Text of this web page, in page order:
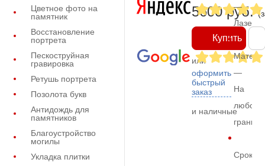
Цветное фото на
памятник
Восстановление
портрета
Пескоструйная
гравировка
Ретушь портрета
Позолота букв
Антидождь для
памятников
Благоустройство
могилы
Укладка плитки
5600 руб.
Купить
или
оформить
быстрый
заказ
и наличные
—
—
На
любом
граните
Срок